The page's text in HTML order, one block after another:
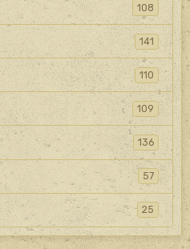
108
141
110
109
136
57
25